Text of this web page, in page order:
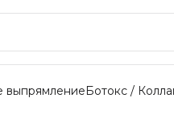
выпрямлениеБотокс /